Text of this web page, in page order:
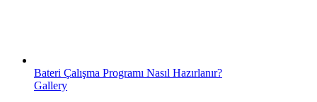
Bateri Çalışma Programı Nasıl Hazırlanır?
Gallery